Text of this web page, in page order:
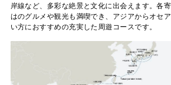
岸線など、多彩な絶景と文化に出会えます。各
はのグルメや観光も満喫でき、アジアからオセ
い方におすすめの充実した周遊コースです。